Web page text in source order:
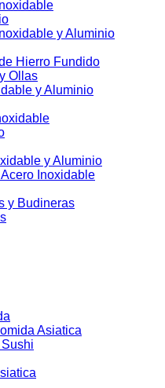
y Aluminio
Hierro Fundido
Ollas
y Aluminio
y Aluminio
Inoxidable
y Budineras
Asiatica